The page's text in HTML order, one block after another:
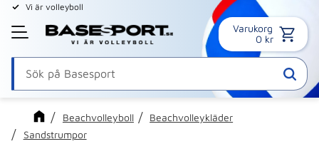
Meny
Vi är volleyboll
Varukorg
0 kr
Beachvolleyboll
Beachvolleykläder
Sandstrumpor